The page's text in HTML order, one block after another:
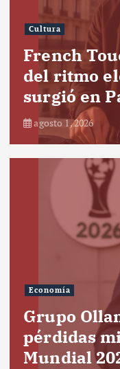
Cultura
French
del ritmo
surgió en
agosto 1, 2026
Economía
Grupo
pérdidas
Mundial